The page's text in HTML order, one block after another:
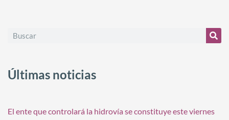
Últimas noticias
El ente que controlará la hidrovía se constituye este viernes